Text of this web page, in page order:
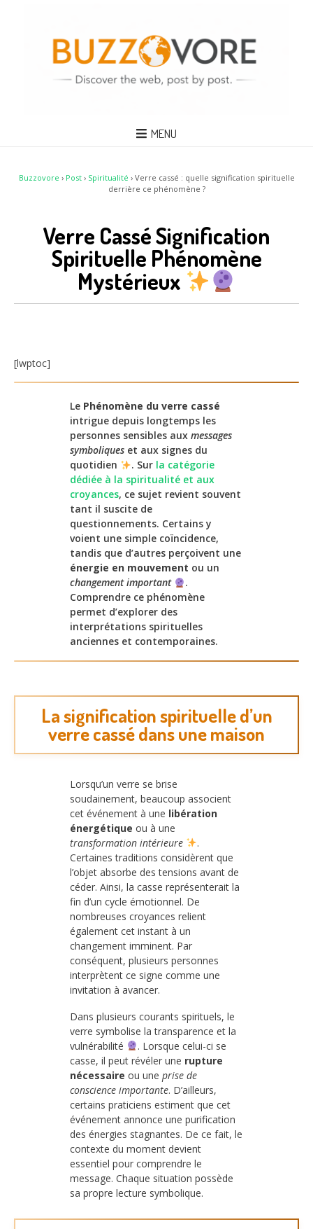
MENU
Buzzovore › Post› Spiritualité › Verre cassé : quelle signification spirituelle
derrière ce phénomène ?
Verre Cassé Signification
Spirituelle Phénomène
Mystérieux
[lwptoc]
Le Phénomène du verre cassé
intrigue depuis longtemps les
personnes sensibles aux messages
symboliques et aux signes du
quotidien
. Sur la catégorie
dédiée à la spiritualité et aux
croyances, ce sujet revient souvent
tant il suscite de
questionnements. Certains y
voient une simple coïncidence,
tandis que d’autres perçoivent une
énergie en mouvement ou un
changement important
.
Comprendre ce phénomène
permet d’explorer des
interprétations spirituelles
anciennes et contemporaines.
La signification spirituelle d’un
verre cassé dans une maison
Lorsqu’un verre se brise
soudainement, beaucoup associent
cet événement à une libération
énergétique ou à une
transformation intérieure
.
Certaines traditions considèrent que
l’objet absorbe des tensions avant de
céder. Ainsi, la casse représenterait la
fin d’un cycle émotionnel. De
nombreuses croyances relient
également cet instant à un
changement imminent. Par
conséquent, plusieurs personnes
interprètent ce signe comme une
invitation à avancer.
Dans plusieurs courants spirituels, le
verre symbolise la transparence et la
vulnérabilité
. Lorsque celui-ci se
casse, il peut révéler une rupture
nécessaire ou une prise de
conscience importante. D’ailleurs,
certains praticiens estiment que cet
événement annonce une purification
des énergies stagnantes. De ce fait, le
contexte du moment devient
essentiel pour comprendre le
message. Chaque situation possède
sa propre lecture symbolique.